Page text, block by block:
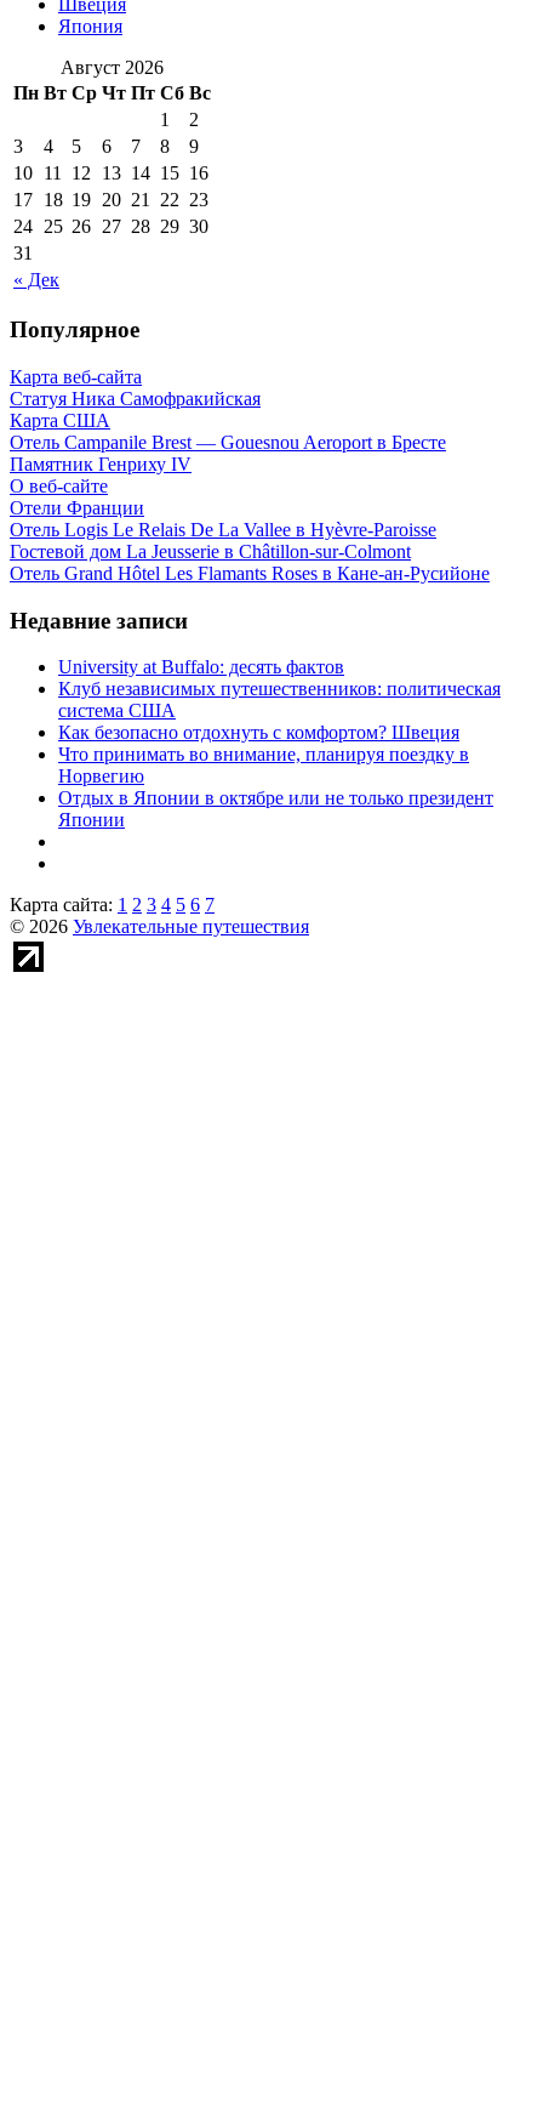
Япония
Август 2026
Пн Вт Ср Чт Пт Сб Вс
« Дек
1
2
3
4 5 6 7 8
9
10 11 12 13 14 15 16
17 18 19 20 21 22 23
24 25 26 27 28 29 30
31
Популярное
Карта веб-сайта
Статуя Ника Самофракийская
Карта США
Отель Campanile Brest — Gouesnou Aeroport в Бресте
Памятник Генриху IV
О веб-сайте
Отели Франции
Отель Logis Le Relais De La Vallee в Hyèvre-Paroisse
Гостевой дом La Jeusserie в Châtillon-sur-Colmont
Отель Grand Hôtel Les Flamants Roses в Кане-ан-Русийоне
Недавние записи
University at Buffalo: десять фактов
Клуб независимых путешественников: политическая
система США
Как безопасно отдохнуть с комфортом? Швеция
Что принимать во внимание, планируя поездку в
Норвегию
Отдых в Японии в октябре или не только президент
Японии
Карта сайта: 1 2 3 4 5 6 7
© 2026 Увлекательные путешествия